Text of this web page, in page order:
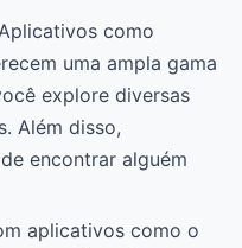
Aplicativos como
uma ampla gama
explore diversas
Além disso,
encontrar alguém
aplicativos como o